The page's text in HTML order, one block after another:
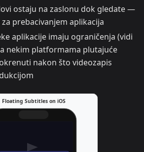
ostaju na zaslonu dok gledate —
prebacivanjem aplikacija
aplikacije imaju ograničenja (vidi
nekim platformama plutajuće
nakon što videozapis